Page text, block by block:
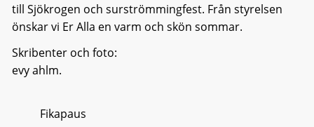
till Sjökrogen och surströmmingfest. Från styrelsen
önskar vi Er Alla en varm och skön sommar.
Skribenter och foto:
evy ahlm.
Fikapaus